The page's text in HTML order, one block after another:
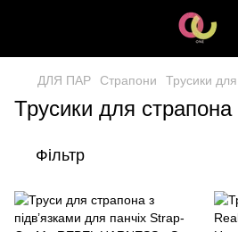
ДЛЯ ПАР Страпони Трусики
Трусики для страпона
Фільтр